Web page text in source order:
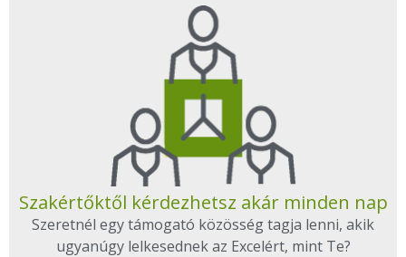
Szakértőktől kérdezhetsz akár minden nap
Szeretnél egy támogató közösség tagja lenni, akik
ugyanúgy lelkesednek az Excelért, mint Te?